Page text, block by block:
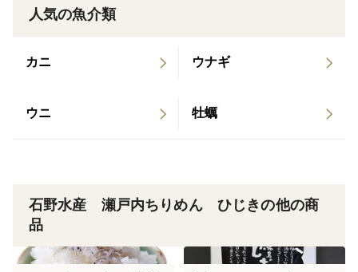
ただそんなおいしいわけではないです。
春になりようやく外に出て遠足やピクニック
そんな時のお弁当に
人気の魚介類
カニ ウナギ
ウニ 牡蠣
石野水産 瀬戸内ちりめん ひじきの他の商
品